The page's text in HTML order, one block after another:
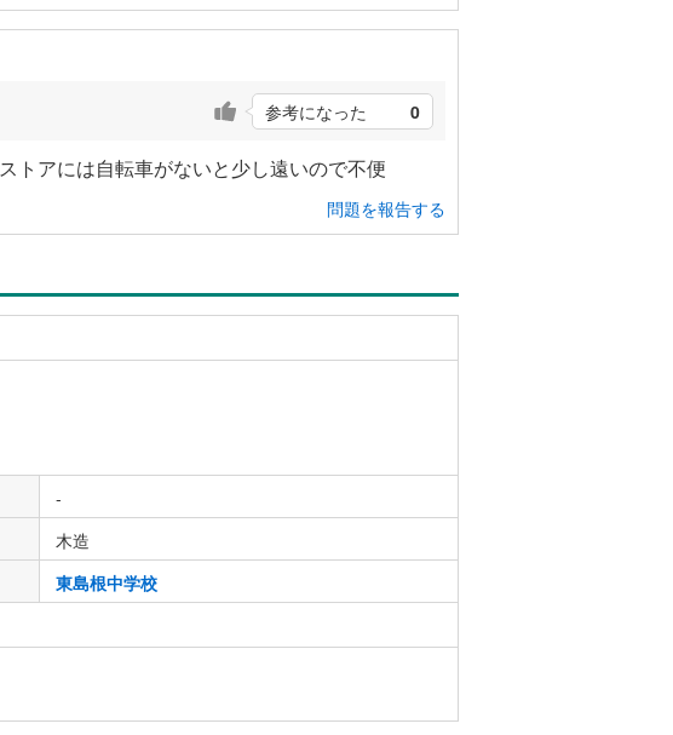
参考になった 0
トアには自転車がないと少し遠いので不便
問題を報告する
-
木造
東島根中学校